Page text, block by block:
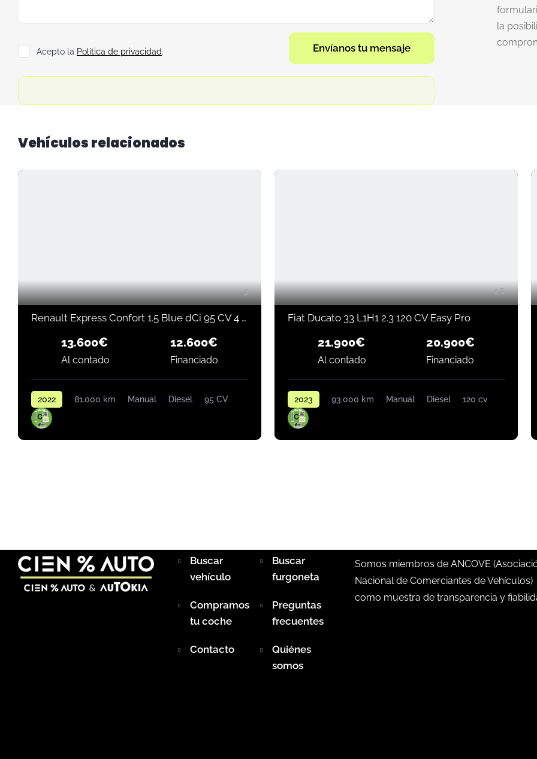
Acepto la Política de privacidad. Envíanos tu mensaje
la
Vehículos relacionados
5
Renault Express Confort 1.5 Blue dCi 95 CV 4 puertas
13.600€
Al contado
12.600€
Financiado
2022 81.000 km Manual Diesel 95 CV
16
Fiat Ducato 33 L1H1 2.3 120 CV Easy Pro
21.900€
Al contado
20.900€
Financiado
2023 93.000 km Manual Diesel 120 cv
Buscar
vehículo
Buscar
furgoneta
Compramos
tu coche
Preguntas
frecuentes
Contacto
Quiénes
somos
Somos miembros de ANCOVE
Nacional de Comerciantes de Vehículos)
como muestra de transparencia y